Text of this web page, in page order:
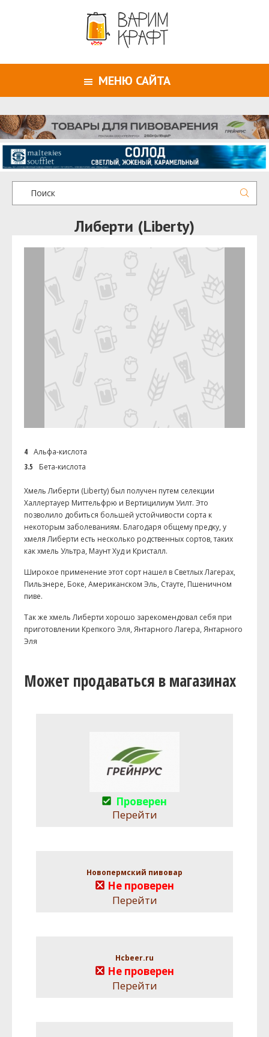
МЕНЮ САЙТА
Либерти (Liberty)
4 Альфа-кислота
3.5
Бета-кислота
Хмель Либерти (Liberty) был получен путем селекции
Халлертауер Миттельфрю и Вертицилиум Уилт. Это
позволило добиться большей устойчивости сорта к
некоторым заболеваниям. Благодаря общему предку, у
хмеля Либерти есть несколько родственных сортов, таких
как хмель Ультра, Маунт Худ и Кристалл.
Широкое применение этот сорт нашел в Светлых Лагерах,
Пильзнере, Боке, Американском Эль, Стауте, Пшеничном
пиве.
Так же хмель Либерти хорошо зарекомендовал себя при
приготовлении Крепкого Эля, Янтарного Лагера, Янтарного
Эля
Может продаваться в магазинах
Проверен
Перейти
Новопермский пивовар
Не проверен
Перейти
Hcbeer.ru
Не проверен
Перейти